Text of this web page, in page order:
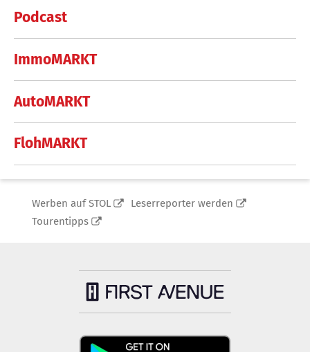
Podcast
ImmoMARKT
AutoMARKT
FlohMARKT
Werben auf STOL
Leserreporter werden
Tourentipps